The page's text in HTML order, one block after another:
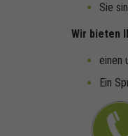
Sie
Wir bieten
einen
Ein